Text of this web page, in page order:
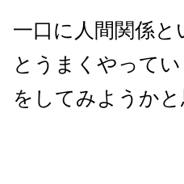
一口に人間関係
とうまくやって
をしてみようかと